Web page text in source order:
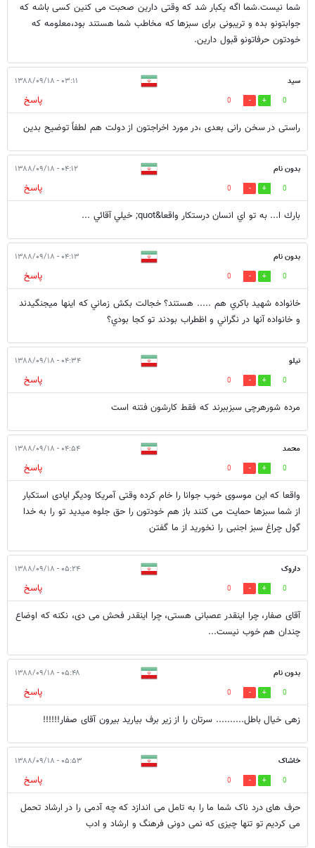
شما نیست.شما اگه یکبار شد که وقتی دارین صحبت می کنین کسی باشه که
جوابتونو بده و تریبونی برای سبزها که مخاطب شما هستند بود،معلومه که
خودتون حرفاتونو قبول دارین.
سید ۰۳:۱۱ - ۱۳۸۸/۰۹/۱۸
0
0
پاسخ
راستی در سخن رانی بعدی ،در مورد اخراجتون از دولت هم لطفاً توضیح بدین
بدون نام ۰۴:۱۲ - ۱۳۸۸/۰۹/۱۸
0
0
پاسخ
بارك ا... به تو اي انسان درستكار واقعا&quot; خيلي آقائي ...
بدون نام ۰۴:۱۳ - ۱۳۸۸/۰۹/۱۸
0
0
پاسخ
خانواده شهيد باكري هم ..... هستند؟ خجالت بكش زماني كه اينها ميجنگيدند
و خانواده آنها در نگراني و اظطراب بودند تو كجا بودي؟
نیلو ۰۴:۳۴ - ۱۳۸۸/۰۹/۱۸
0
0
پاسخ
مرده شورهرچی سبزببرند که فقط کارشون فتنه است
محمد ۰۴:۵۴ - ۱۳۸۸/۰۹/۱۸
0
0
پاسخ
واقعا که این موسوی خوب جوانا را خام کرده وقتی آمریکا ودیگر ایادی استکبار
از شما سبزها حمایت می کنند باز هم خودتون را حق جلوه میدید تو را به خدا
گول چراغ سبز اجنبی را نخورید از ما گفتن
داروک ۰۵:۲۴ - ۱۳۸۸/۰۹/۱۸
0
0
پاسخ
آقای صفار، چرا اینقدر عصبانی هستی، چرا اینقدر فحش می دی، نکنه که اوضاع
چندان هم خوب نیست...
بدون نام ۰۵:۴۸ - ۱۳۸۸/۰۹/۱۸
0
0
پاسخ
زهی خیال باطل.......... سرتان را از زیر برف بیارید بیرون آقای صفار!!!!!!
خاشاک ۰۵:۵۳ - ۱۳۸۸/۰۹/۱۸
0
0
پاسخ
حرف های درد ناک شما ما را به تامل می اندازد که چه آدمی را در ارشاد تحمل
می کردیم تو تنها چیزی که نمی دونی فرهنگ و ارشاد و ادب